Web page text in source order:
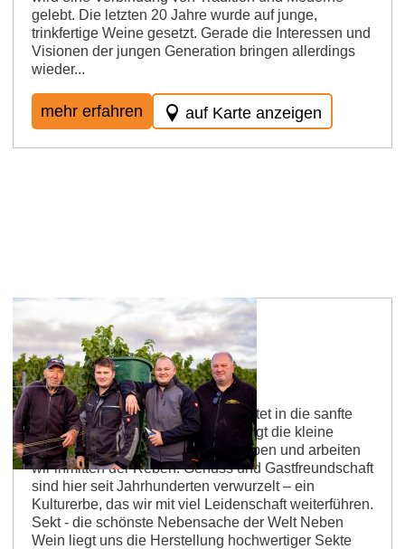
gelebt. Die letzten 20 Jahre wurde auf junge,
trinkfertige Weine gesetzt. Gerade die Interessen und
Visionen der jungen Generation bringen allerdings
wieder...
mehr erfahren auf Karte anzeigen
Weingut Binzel
Wein- und Sektgut Binzel Eingebettet in die sanfte
Hügellandschaft Rheinhessens, liegt die kleine
Weinbaugemeinde Selzen. Hier leben und arbeiten
wir inmitten der Reben. Genuss und Gastfreundschaft
sind hier seit Jahrhunderten verwurzelt – ein
Kulturerbe, das wir mit viel Leidenschaft weiterführen.
Sekt - die schönste Nebensache der Welt Neben
Wein liegt uns die Herstellung hochwertiger Sekte